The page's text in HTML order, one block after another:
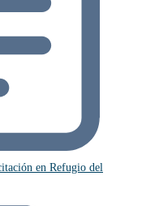
en Refugio del